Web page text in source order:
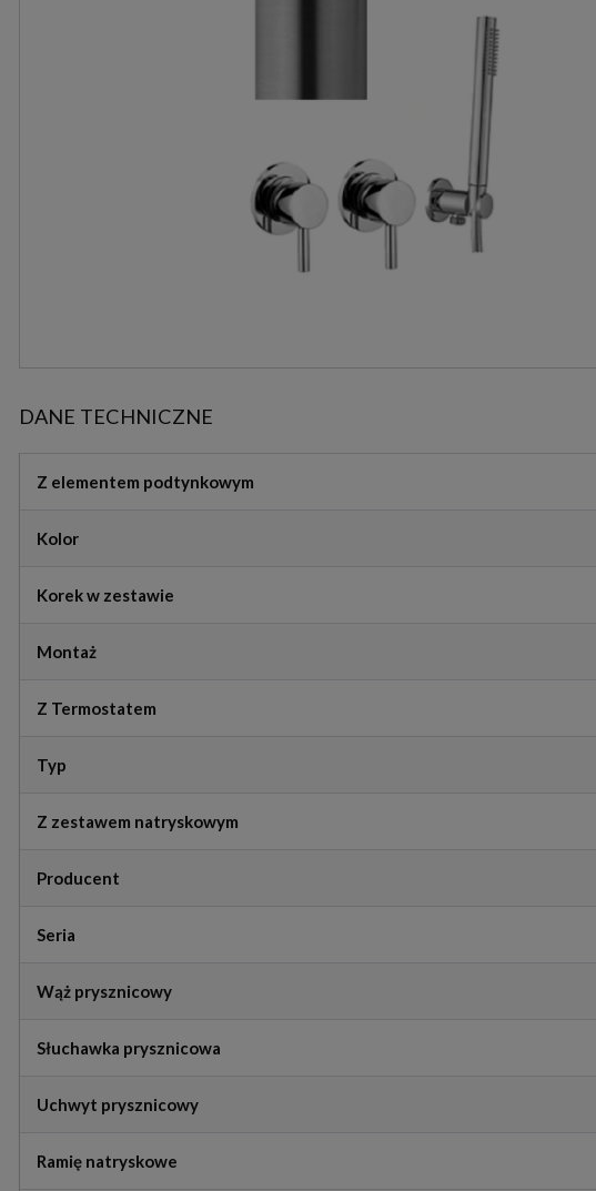
DANE TECHNICZNE
Z elementem podtynkowym
Kolor
Korek w zestawie
Montaż
Z Termostatem
Typ
Z zestawem natryskowym
Producent
Seria
Wąż prysznicowy
Słuchawka prysznicowa
Uchwyt prysznicowy
Ramię natryskowe